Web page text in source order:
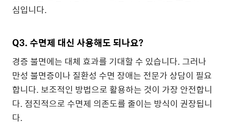
심입니다.
Q3. 수면제 대신 사용해도 되나요?
경증 불면에는 대체 효과를 기대할 수 있습니다. 그러나
만성 불면증이나 질환성 수면 장애는 전문가 상담이 필요
합니다. 보조적인 방법으로 활용하는 것이 가장 안전합니
다. 점진적으로 수면제 의존도를 줄이는 방식이 권장됩니
다.